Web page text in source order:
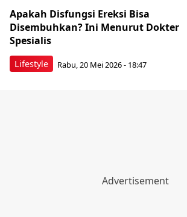
Lifestyle
Apakah Disfungsi Ereksi Bisa
Disembuhkan? Ini Menurut Dokter
Spesialis
Rabu, 20 Mei 2026 - 18:47